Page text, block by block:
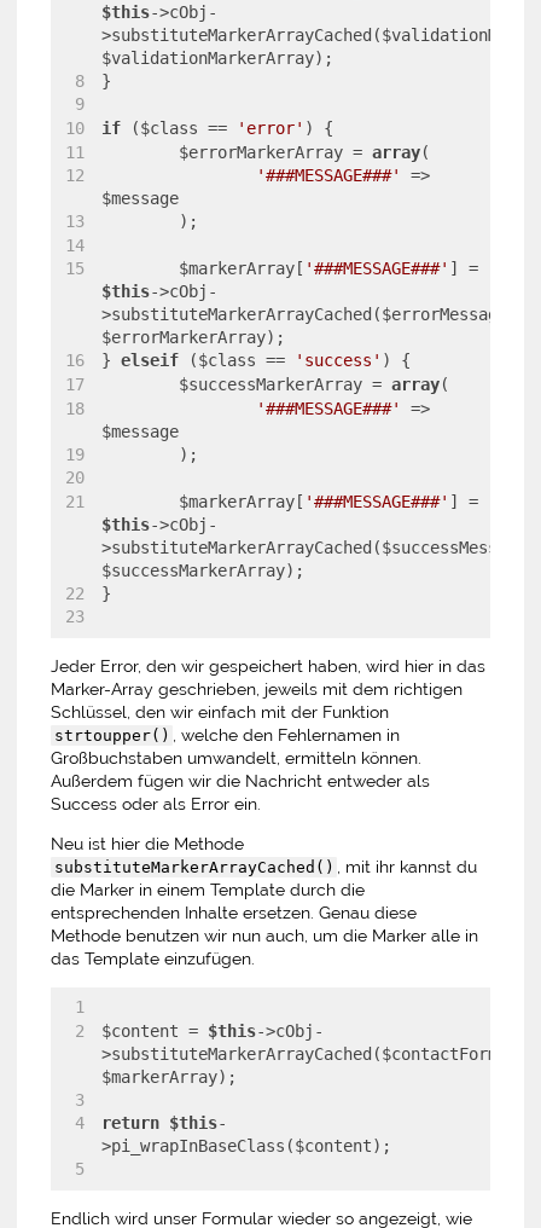
$this->cObj-
$validationMarkerArray);
}
if ($class == 'error' ) {
	$errorMarkerArray =
array(
'###MESSAGE###'
=>
$message
	);
	$markerArray[
'###MESSAGE###'
$this->cObj-
$errorMarkerArray);
} elseif ($class == 'success' ) {
	$successMarkerArray =
array(
'###MESSAGE###'
=>
$message
	);
	$markerArray[
'###MESSAGE###'
$this->cObj-
$successMarkerArray);
}
Jeder Error, den wir gespeichert haben, wird hier in das
Marker-Array geschrieben, jeweils mit dem richtigen
Schlüssel, den wir einfach mit der Funktion
strtoupper()
, welche den Fehlernamen in
Großbuchstaben umwandelt, ermitteln können.
Außerdem fügen wir die Nachricht entweder als
Success oder als Error ein.
Neu ist hier die Methode
substituteMarkerArrayCached()
, mit ihr kannst du
die Marker in einem Template durch die
entsprechenden Inhalte ersetzen. Genau diese
Methode benutzen wir nun auch, um die Marker alle in
das Template einzufügen.
$content = $this->cObj-
$markerArray);
return $this-
>pi_wrapInBaseClass($content);
Endlich wird unser Formular wieder so angezeigt, wie